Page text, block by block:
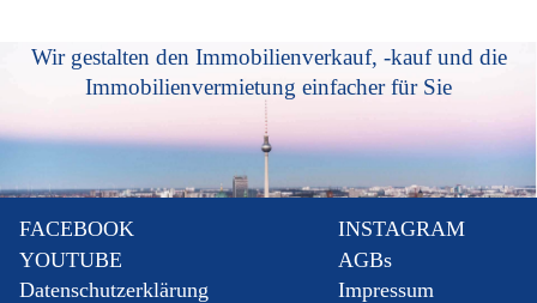
Wir gestalten den Immobilienverkauf, -kauf und die
Immobilienvermietung einfacher für Sie
FACEBOOK
INSTAGRAM
YOUTUBE
AGBs
Datenschutzerklärung
Impressum